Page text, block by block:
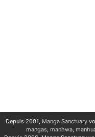
Depuis 2001, Manga Sanctuary
mangas, manhwa,